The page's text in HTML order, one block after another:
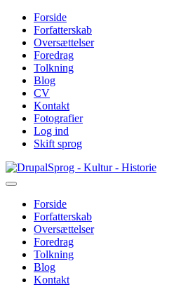
Forside
Forfatterskab
Oversættelser
Foredrag
Tolkning
Blog
CV
Kontakt
Fotografier
Log ind
Skift sprog
Gå
til
Sprog - Kultur - Historie
Primær
navigation
Forside
Forfatterskab
Oversættelser
Foredrag
Tolkning
Blog
Kontakt